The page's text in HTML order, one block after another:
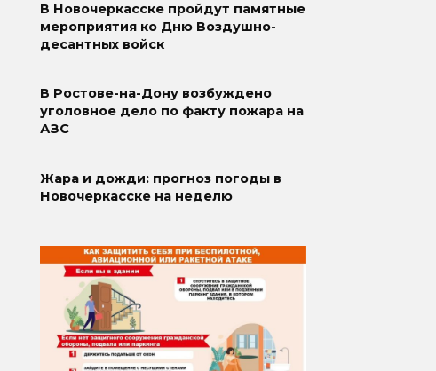
В Новочеркасске пройдут памятные
мероприятия ко Дню Воздушно-
десантных войск
В Ростове-на-Дону возбуждено
уголовное дело по факту пожара на
АЗС
Жара и дожди: прогноз погоды в
Новочеркасске на неделю